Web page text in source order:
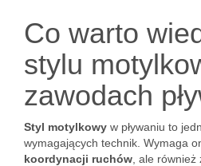
Co warto
stylu
zawodach
Styl motylkowy w pływaniu to
wymagających technik. Wymaga
koordynacji ruchów , ale